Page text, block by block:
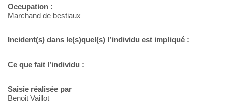
Occupation :
Marchand de bestiaux
Incident(s) dans le(s)quel(s) l’individu est impliqué :
Ce que fait l’individu :
Saisie réalisée par
Benoit Vaillot